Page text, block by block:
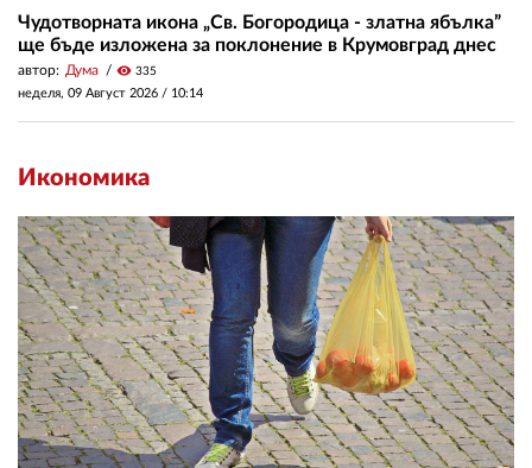
Чудотворната икона „Св. Богородица - златна ябълка”
ще бъде изложена за поклонение в Крумовград днес
автор: Дума visibility 335
неделя, 09 Август 2026 / 10:14
Икономика